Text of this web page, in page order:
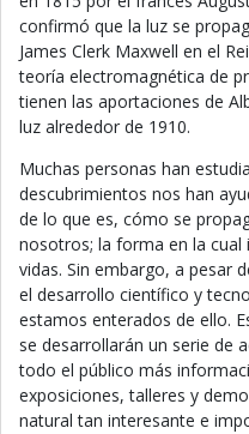
confirmó que la luz se
James Clerk Maxwell en el
teoría electromagnética de
tienen las aportaciones de
luz alrededor de 1910.
Muchas personas han
descubrimientos nos han
de lo que es, cómo se
nosotros; la forma en la cual
vidas. Sin embargo, a pesar
el desarrollo científico y
estamos enterados de ello.
se desarrollarán un serie de
todo el público más
exposiciones, talleres y
natural tan interesante e